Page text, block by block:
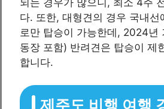
다. 또한, 대형견의 경우 국내선
로만 탑승이 가능한데, 2024년
동장 포함) 반려견은 탑승이 제
합니다.
제주도 비행 여행